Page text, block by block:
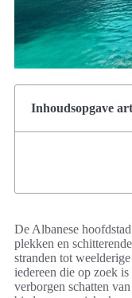
Inhoudsopgave
De Albanese
plekken en
stranden tot
iedereen die op zoek
verborgen schatten